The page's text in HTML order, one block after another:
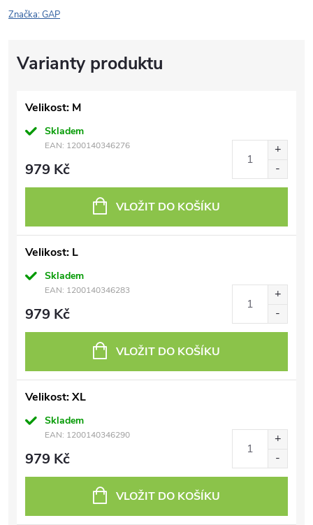
Značka:GAP
Velikost: M
Skladem
EAN: 1200140346276
979 Kč
VLOŽIT DO KOŠÍKU
Velikost: L
Skladem
EAN: 1200140346283
979 Kč
VLOŽIT DO KOŠÍKU
Velikost: XL
Skladem
EAN: 1200140346290
979 Kč
VLOŽIT DO KOŠÍKU